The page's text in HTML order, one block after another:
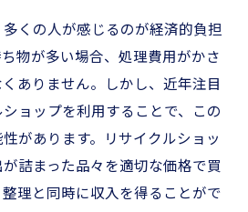
くの人が感じるのが経済的負担
物が多い場合、処理費用がかさ
ありません。しかし、近年注目
ョップを利用することで、この
があります。リサイクルショッ
詰まった品々を適切な価格で買
理と同時に収入を得ることがで